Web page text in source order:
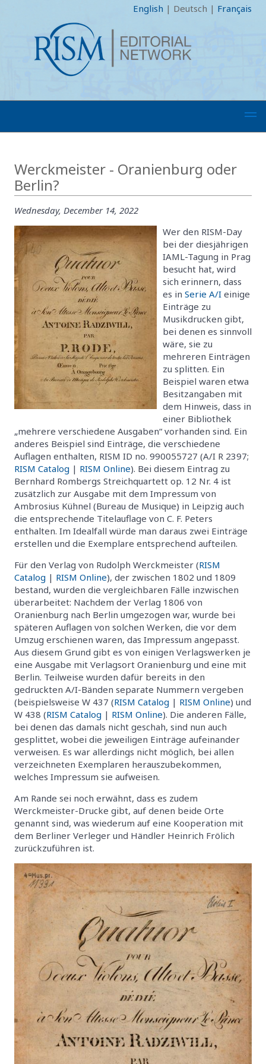
English | Deutsch | Français
Werckmeister - Oranienburg oder
Berlin?
Wednesday, December 14, 2022
Wer den RISM-Day
bei der diesjährigen
IAML-Tagung in Prag
besucht hat, wird
sich erinnern, dass
es in Serie A/I einige
Einträge zu
Musikdrucken gibt,
bei denen es sinnvoll
wäre, sie zu
mehreren Einträgen
zu splitten. Ein
Beispiel waren etwa
Besitzangaben mit
dem Hinweis, dass in
einer Bibliothek
„mehrere verschiedene Ausgaben“ vorhanden sind. Ein
anderes Beispiel sind Einträge, die verschiedene
Auflagen enthalten, RISM ID no. 990055727 (A/I R 2397;
RISM Catalog | RISM Online). Bei diesem Eintrag zu
Bernhard Rombergs Streichquartett op. 12 Nr. 4 ist
zusätzlich zur Ausgabe mit dem Impressum von
Ambrosius Kühnel (Bureau de Musique) in Leipzig auch
die entsprechende Titelauflage von C. F. Peters
enthalten. Im Idealfall würde man daraus zwei Einträge
erstellen und die Exemplare entsprechend aufteilen.
Für den Verlag von Rudolph Werckmeister (RISM
Catalog | RISM Online), der zwischen 1802 und 1809
bestand, wurden die vergleichbaren Fälle inzwischen
überarbeitet: Nachdem der Verlag 1806 von
Oranienburg nach Berlin umgezogen war, wurde bei
späteren Auflagen von solchen Werken, die vor dem
Umzug erschienen waren, das Impressum angepasst.
Aus diesem Grund gibt es von einigen Verlagswerken je
eine Ausgabe mit Verlagsort Oranienburg und eine mit
Berlin. Teilweise wurden dafür bereits in den
gedruckten A/I-Bänden separate Nummern vergeben
(beispielsweise W 437 (RISM Catalog | RISM Online) und
W 438 (RISM Catalog | RISM Online). Die anderen Fälle,
bei denen das damals nicht geschah, sind nun auch
gesplittet, wobei die jeweiligen Einträge aufeinander
verweisen. Es war allerdings nicht möglich, bei allen
verzeichneten Exemplaren herauszubekommen,
welches Impressum sie aufweisen.
Am Rande sei noch erwähnt, dass es zudem
Werckmeister-Drucke gibt, auf denen beide Orte
genannt sind, was wiederum auf eine Kooperation mit
dem Berliner Verleger und Händler Heinrich Frölich
zurückzuführen ist.